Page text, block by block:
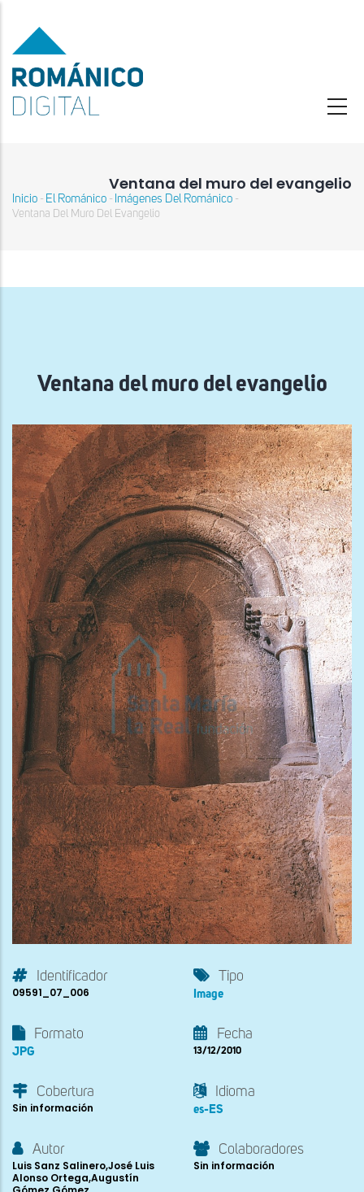
contenido
principal
Ventana del muro del evangelio
Sobrescribir
ayuda
Inicio - El Románico - Imágenes Del Románico -
Ventana Del Muro Del Evangelio
Ventana del muro del evangelio
Identificador
09591_07_006
Tipo
Image
Formato
JPG
Fecha
13/12/2010
Cobertura
Sin información
Idioma
es-ES
Autor
Luis Sanz Salinero,José Luis
Alonso Ortega,Augustín
Colaboradores
Sin información